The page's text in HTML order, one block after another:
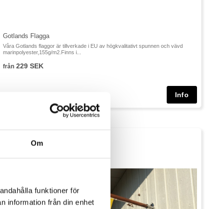
Om
funktioner för
information från din enhet
Gotlands Flagga
Våra Gotlands flaggor är tillverkade i EU av högkvalitativt spunnen och vävd
marinpolyester,155g/m2.Finns i...
från 229 SEK